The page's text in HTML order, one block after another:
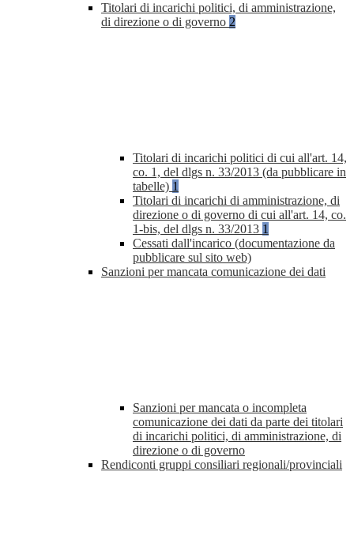
Titolari di incarichi politici, di amministrazione,
di direzione o di governo 2
Titolari di incarichi politici di cui all'art. 14,
co. 1, del dlgs n. 33/2013 (da pubblicare in
tabelle) 1
Titolari di incarichi di amministrazione, di
direzione o di governo di cui all'art. 14, co.
1-bis, del dlgs n. 33/2013 1
Cessati dall'incarico (documentazione da
pubblicare sul sito web)
Sanzioni per mancata comunicazione dei dati
Sanzioni per mancata o incompleta
comunicazione dei dati da parte dei titolari
di incarichi politici, di amministrazione, di
direzione o di governo
Rendiconti gruppi consiliari regionali/provinciali